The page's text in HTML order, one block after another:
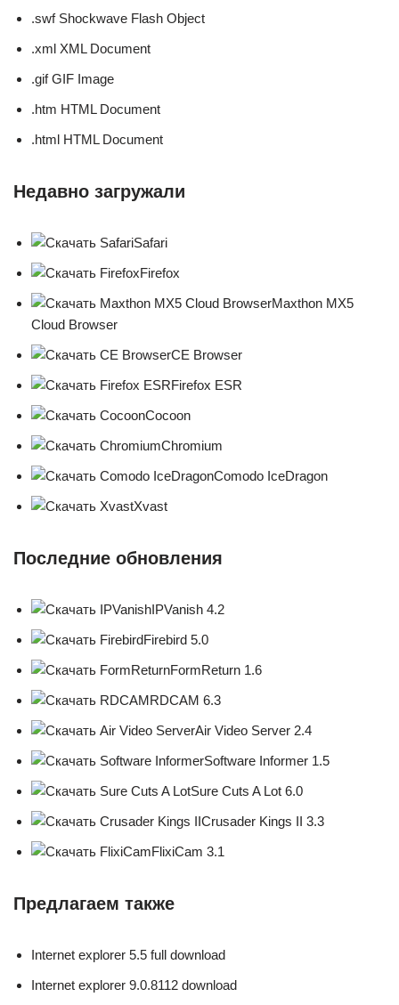
.swf Shockwave Flash Object
.xml XML Document
.gif GIF Image
.htm HTML Document
.html HTML Document
Недавно загружали
Safari
Firefox
Maxthon MX5
Cloud Browser
CE Browser
Firefox ESR
Cocoon
Chromium
Comodo IceDragon
Xvast
Последние обновления
IPVanish 4.2
Firebird 5.0
FormReturn 1.6
RDCAM 6.3
Air Video Server 2.4
Software Informer 1.5
Sure Cuts A Lot 6.0
Crusader Kings II 3.3
FlixiCam 3.1
Предлагаем также
Internet explorer 5.5 full download
Internet explorer 9.0.8112 download